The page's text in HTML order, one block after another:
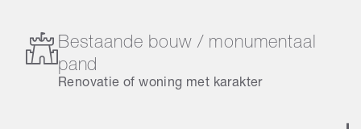
Bestaande bouw / monumentaal
pand
Renovatie of woning met karakter